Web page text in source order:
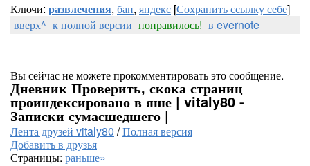
Ключи: развлечения, бан, яндекс [Сохранить ссылку себе]
вверх^ к полной версии понравилось! в evernote
Вы сейчас не можете прокомментировать это сообщение.
Дневник Проверить, скока страниц
проиндексировано в яше | vitaly80 -
Записки сумасшедшего |
Лента друзей vitaly80 /Полная версия
Добавить в друзья
Страницы: раньше»